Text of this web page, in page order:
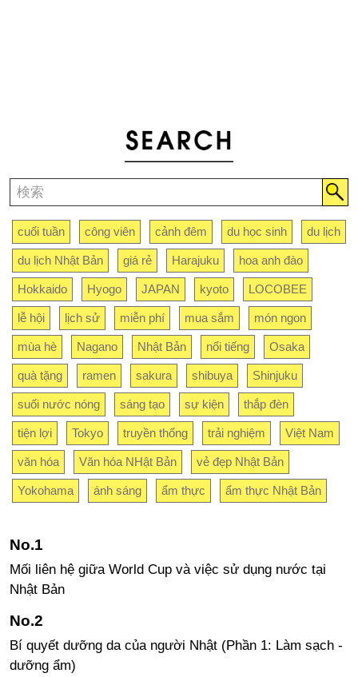
cuối tuần công viên cảnh đêm du học sinh du lịch
du lịch Nhật Bản giá rẻ Harajuku hoa anh đào
Hokkaido Hyogo JAPAN kyoto LOCOBEE
lễ hội lịch sử miễn phí mua sắm món ngon
mùa hè Nagano Nhật Bản nổi tiếng Osaka
quà tặng ramen sakura shibuya Shinjuku
suối nước nóng sáng tạo sự kiện thắp đèn
tiện lợi Tokyo truyền thống trải nghiệm Việt Nam
văn hóa Văn hóa NHật Bản vẻ đẹp Nhật Bản
Yokohama ánh sáng ẩm thực ẩm thực Nhật Bản
Mối liên hệ giữa World Cup và việc sử dụng nước tại
Nhật Bản
Bí quyết dưỡng da của người Nhật (Phần 1: Làm sạch -
dưỡng ẩm)